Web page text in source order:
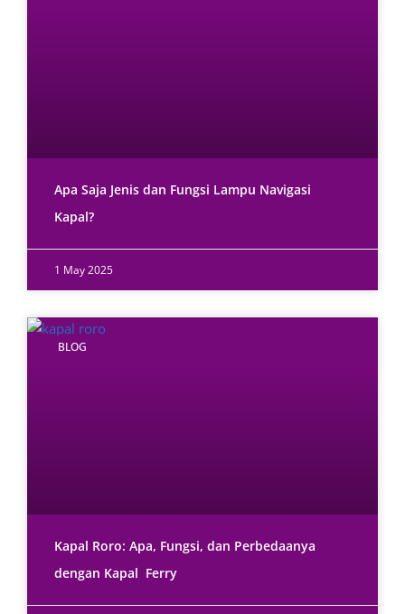
Apa Saja Jenis dan Fungsi Lampu Navigasi
Kapal?
1 May 2025
BLOG
Kapal Roro: Apa, Fungsi, dan Perbedaanya
dengan Kapal Ferry